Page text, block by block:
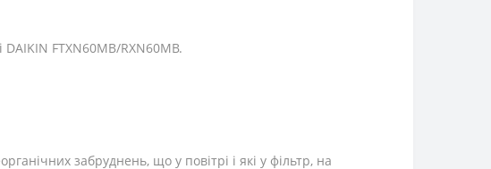
FTXN60MB/RXN60MB.
забруднень, що у повітрі і які у фільтр, на